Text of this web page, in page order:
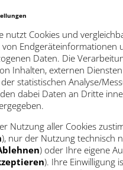
nutzt Cookies und
Endgeräteinformationen
Daten. Die
Inhalten, externen
statistischen Analyse/
dabei Daten an Dritte
Nutzung aller Cookies
), nur der Nutzung technisch
) oder Ihre eigene
). Ihre Einwilligung